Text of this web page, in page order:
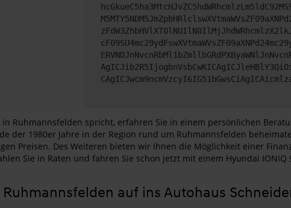
in Ruhmannsfelden spricht, erfahren Sie in einem persönlichen
der 1980er Jahre in der Region rund um Ruhmannsfelden
Preisen. Des Weiteren bieten wir Ihnen die Möglichkeit einer
Sie in Raten und fahren Sie schon jetzt mit einem Hyundai
auf ins Autohaus